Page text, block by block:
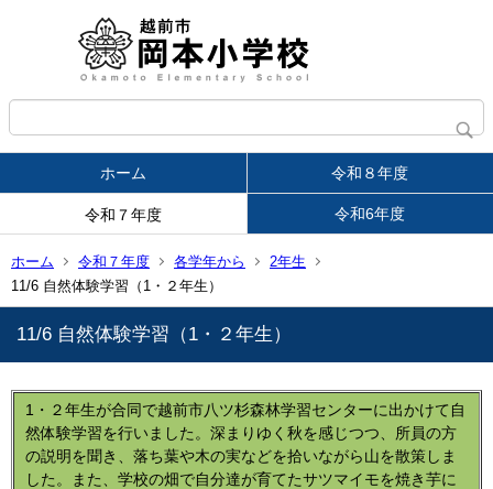
ホーム 令和８年度
令和７年度 令和6年度
ホーム 令和７年度 各学年から
2年生
11/6 自然体験学習（1・２年生）
11/6 自然体験学習（1・２年生）
1・２年生が合同で越前市八ツ杉森林学習センターに出かけて自
然体験学習を行いました。深まりゆく秋を感じつつ、所員の方
の説明を聞き、落ち葉や木の実などを拾いながら山を散策しま
した。また、学校の畑で自分達が育てたサツマイモを焼き芋に